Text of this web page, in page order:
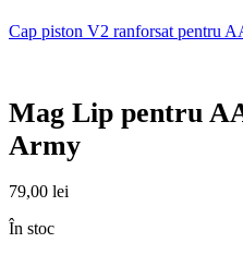
Cap piston V2 ranforsat pentru
Mag Lip pentru
Army
79,00 lei
În stoc